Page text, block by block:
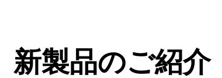
新製品のご紹介